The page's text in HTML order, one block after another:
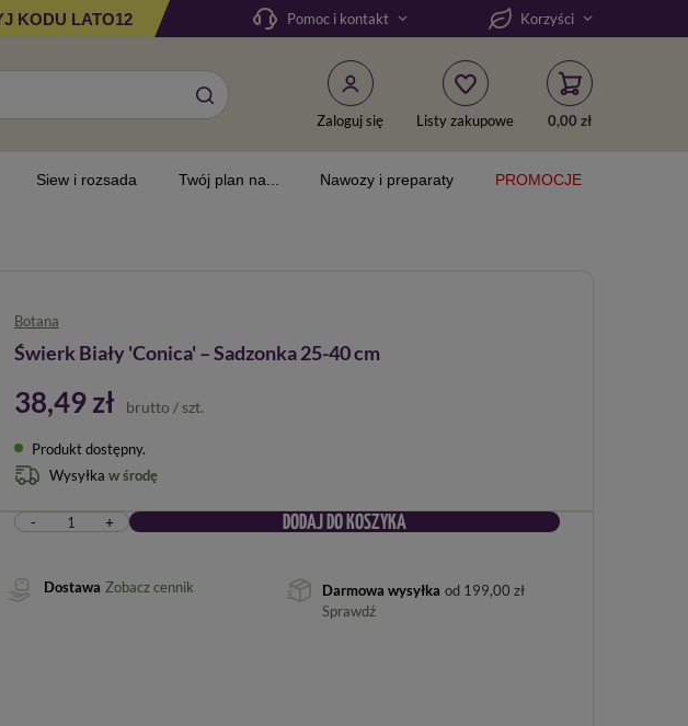
KODU LATO12 Pomoc i kontakt Korzyści
Zaloguj się Listy zakupowe 0,00 zł
Siew i rozsada Twój plan na... Nawozy i preparaty PROMOCJE
Botana
Świerk Biały 'Conica' – Sadzonka 25-40 cm
38,49 zł brutto / szt.
Produkt dostępny
Wysyłka w środę
- + DODAJ DO KOSZYKA
Dostawa Zobacz cennik Darmowa wysyłka od 199,00 zł
Sprawdź